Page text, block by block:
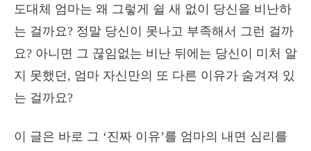
도대체 엄마는 왜 그렇게 쉴 새 없이 당신을 비난하
는 걸까요? 정말 당신이 못나고 부족해서 그런 걸까
요? 아니면 그 끊임없는 비난 뒤에는 당신이 미처 알
지 못했던, 엄마 자신만의 또 다른 이유가 숨겨져 있
는 걸까요?
이 글은 바로 그 ‘진짜 이유’를 엄마의 내면 심리를